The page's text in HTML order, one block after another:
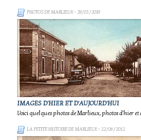
PHOTOS DE MARLIEUX- 29/03/2019
IMAGES D'HIER ET D'AUJOURD'HUI
Voici quelques photos de Marlieux, photos d'hier
LA PETITE HISTOIRE DE MARLIEUX- 22/06/2012